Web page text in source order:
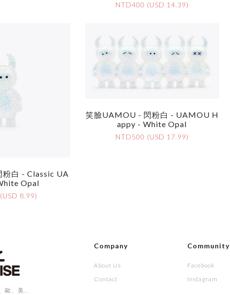
NTD400 (USD 14.39)
白 - Classic UA
Opal
8.99)
笑臉UAMOU - 閃粉白 - UAMOU H
Appy - White Opal
NTD500 (USD 17.99)
歐、美...
Company
About Us
Contact
Community
Facebook
Instagram